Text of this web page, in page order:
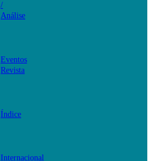
/
Análise
Eventos
Revista
Índice
Internacional